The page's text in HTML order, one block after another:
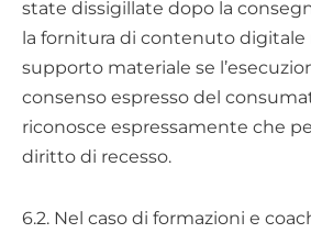
state dissigillate dopo la
la fornitura di contenuto
supporto materiale se
consenso espresso del
riconosce espressamente che
diritto di recesso.
6.2. Nel caso di formazioni e